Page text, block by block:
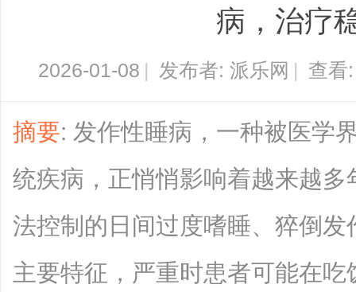
病，治疗
2026-01-08 | 发布者: 派乐网 | 查
摘要: 发作性睡病，一种被医学
统疾病，正悄悄影响着越来越
法控制的日间过度嗜睡、猝倒
主要特征，严重时患者可能在